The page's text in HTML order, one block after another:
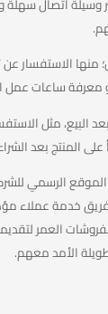
منها الاستفسار
ساعات عمل
مثل
المنتج بعد
الرسمي
فريق خدمة
العمر
الأمد معهم.